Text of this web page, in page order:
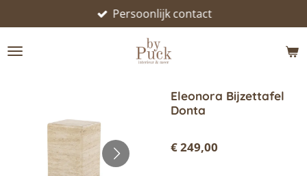
direct
naar
Persoonlijk contact
Eleonora Bijzettafel
Donta
€ 249,00